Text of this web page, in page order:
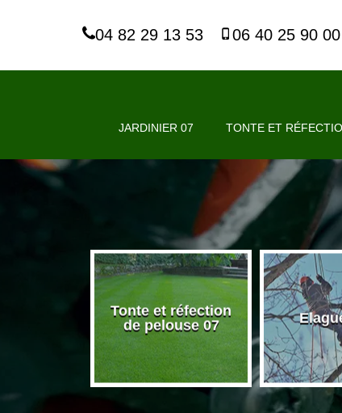
04 82 29 13 53 06 40 25 90 00
JARDINIER 07 TONTE ET
Tonte et réfection
de pelouse 07